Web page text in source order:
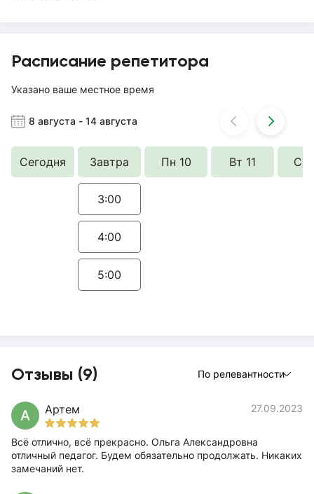
Расписание репетитора
Указано ваше местное время
8 августа - 14 августа
Сегодня Завтра Пн 10 Вт 11 Ср
3:00
4:00
5:00
Отзывы (9) По релевантности
А Артем 27.09.2023
Всё отлично, всё прекрасно. Ольга Александровна
отличный педагог. Будем обязательно продолжать. Никаких
замечаний нет.